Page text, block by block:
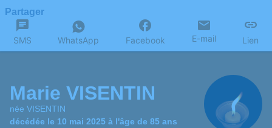
Partager
SMS WhatsApp Facebook E-mail Lien
Marie VISENTIN
née VISENTIN
décédée le 10 mai 2025 à l'âge de 85 ans